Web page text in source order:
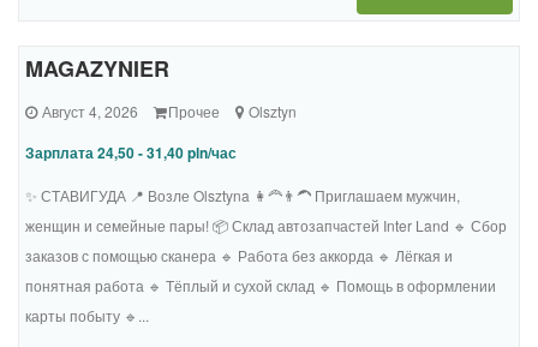
MAGAZYNIER
Август 4, 2026 Прочее Olsztyn
Зарплата 24,50 - 31,40 pln/час
✨ СТАВИГУДА 📍 Возле Olsztyna 👩🦰👨🦱 Приглашаем мужчин,
женщин и семейные пары! 📦 Склад автозапчастей Inter Land 🔹 Сбор
заказов с помощью сканера 🔹 Работа без аккорда 🔹 Лёгкая и
понятная работа 🔹 Тёплый и сухой склад 🔹 Помощь в оформлении
карты побыту 🔹...